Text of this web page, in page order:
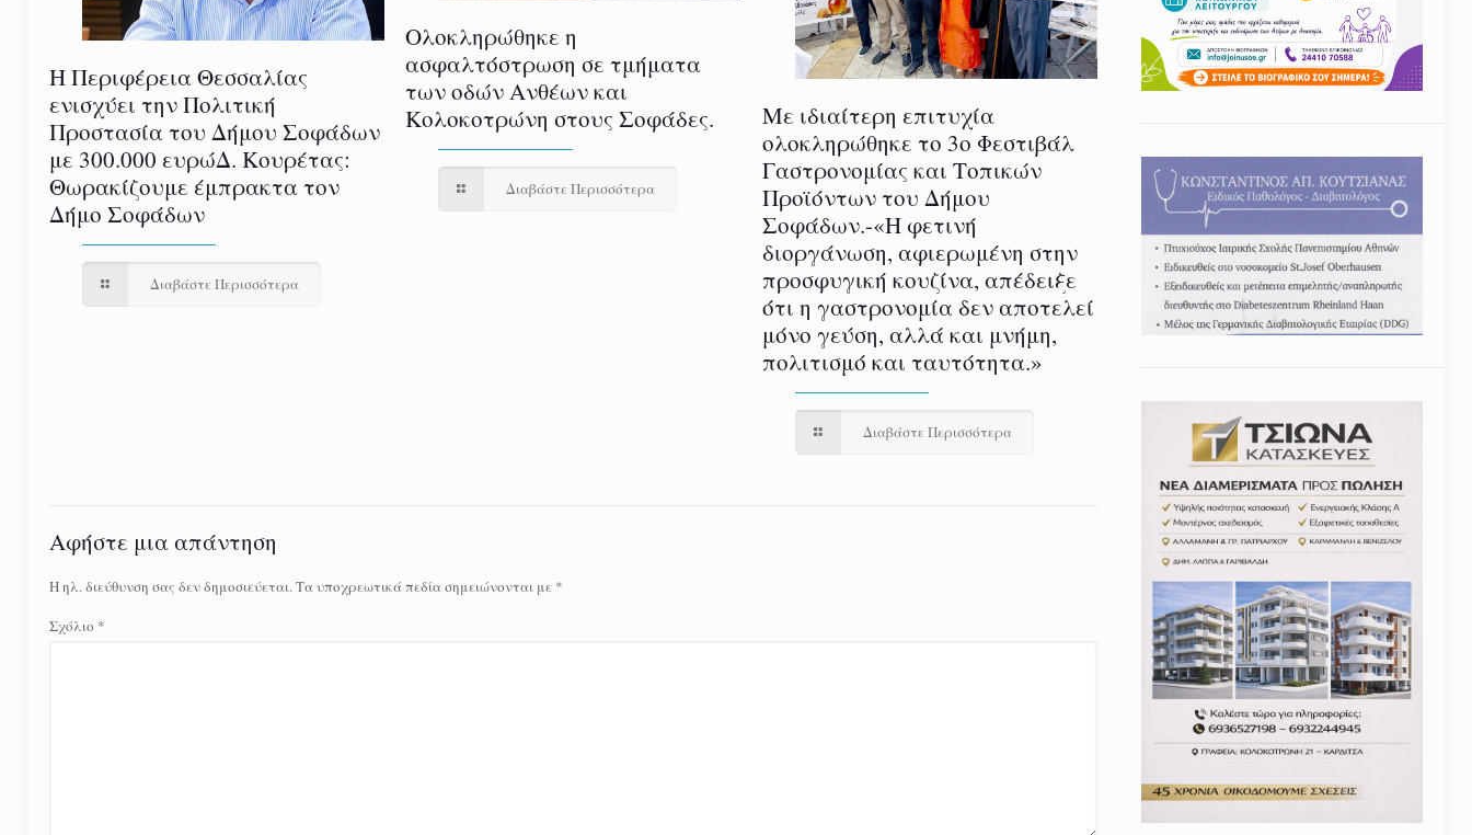
Η Περιφέρεια Θεσσαλίας
ενισχύει την Πολιτική
Προστασία του Δήμου Σοφάδων
με 300.000 ευρώΔ. Κουρέτας:
Θωρακίζουμε έμπρακτα τον
Δήμο Σοφάδων
Διαβάστε Περισσότερα
Ολοκληρώθηκε η
ασφαλτόστρωση σε τμήματα
των οδών Ανθέων και
Κολοκοτρώνη στους Σοφάδες.
Διαβάστε Περισσότερα
Με ιδιαίτερη επιτυχία
ολοκληρώθηκε το 3ο Φεστιβάλ
Γαστρονομίας και Τοπικών
Προϊόντων του Δήμου
Σοφάδων.-«Η φετινή
διοργάνωση, αφιερωμένη στην
προσφυγική κουζίνα, απέδειξε
ότι η γαστρονομία δεν αποτελεί
μόνο γεύση, αλλά και μνήμη,
πολιτισμό και ταυτότητα.»
Διαβάστε Περισσότερα
Αφήστε μια απάντηση
Η ηλ. διεύθυνση σας δεν δημοσιεύεται.Τα υποχρεωτικά πεδία σημειώνονται με *
Σχόλιο *